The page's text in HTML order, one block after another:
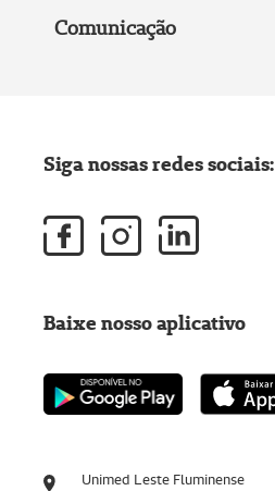
Comunicação
Unimed Leste Fluminense
Siga nossas redes sociais:
Baixe nosso aplicativo